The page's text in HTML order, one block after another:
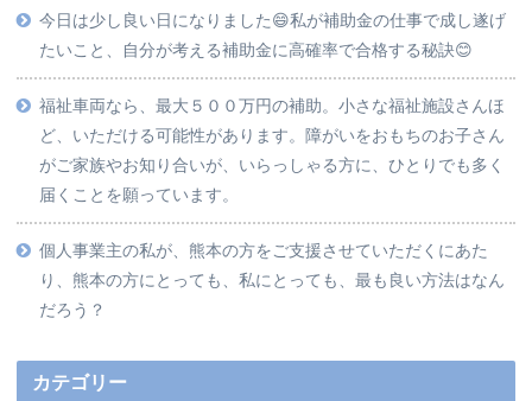
今日は少し良い日になりました😄私が補助金の仕事で成し遂げ
たいこと、自分が考える補助金に高確率で合格する秘訣😊
福祉車両なら、最大５００万円の補助。小さな福祉施設さんほ
ど、いただける可能性があります。障がいをおもちのお子さん
がご家族やお知り合いが、いらっしゃる方に、ひとりでも多く
届くことを願っています。
個人事業主の私が、熊本の方をご支援させていただくにあた
り、熊本の方にとっても、私にとっても、最も良い方法はなん
だろう？
カテゴリー